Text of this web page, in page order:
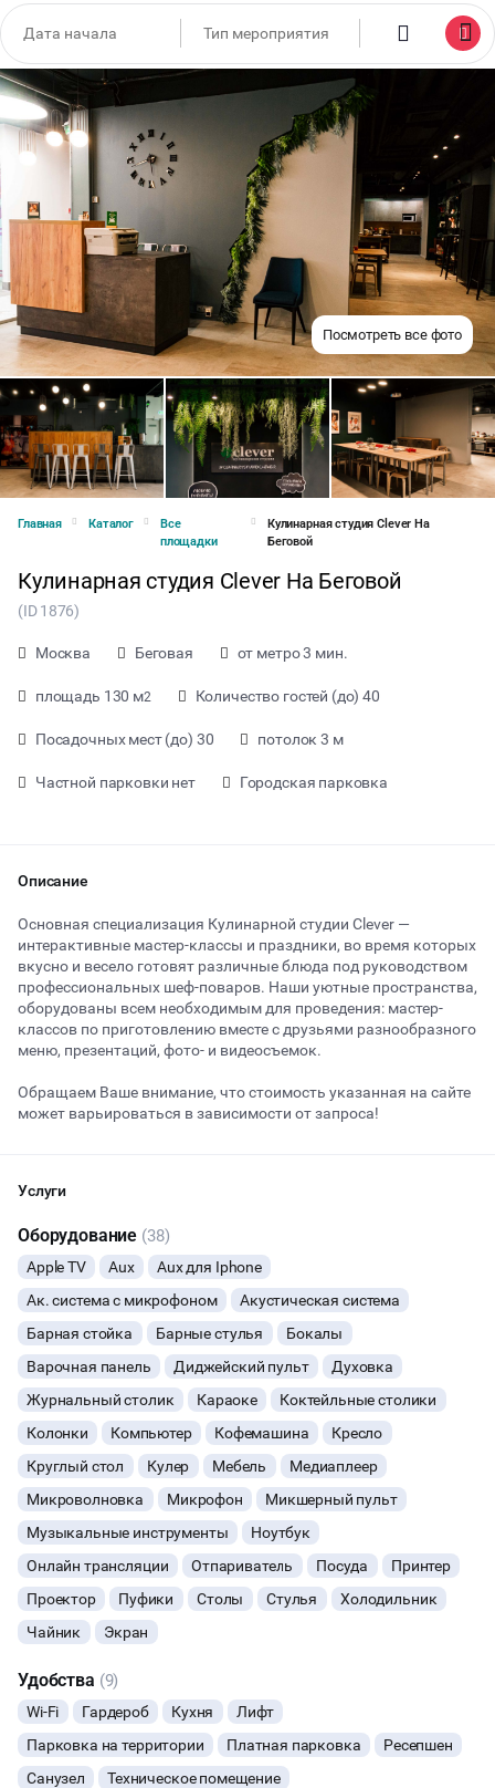
Посмотреть все фото
Главная Каталог
Все
площадки
Кулинарная студия Clever На
Беговой
Кулинарная студия Clever На Беговой
(ID 1876)
Москва Беговая от метро 3 мин.
площадь 130 м2 Количество гостей (до) 40
Посадочных мест (до) 30 потолок 3 м
Частной парковки нет Городская парковка
Описание
Основная специализация Кулинарной студии Clever —
интерактивные мастер-классы и праздники, во время которых
вкусно и весело готовят различные блюда под руководством
профессиональных шеф-поваров. Наши уютные пространства,
оборудованы всем необходимым для проведения: мастер-
классов по приготовлению вместе с друзьями разнообразного
меню, презентаций, фото- и видеосъемок.
Обращаем Ваше внимание, что стоимость указанная на сайте
может варьироваться в зависимости от запроса!
Услуги
Оборудование (38)
Apple TV Aux
Aux для Iphone
Ак. система с микрофоном
Акустическая система
Барная стойка
Барные стулья
Бокалы
Варочная панель
Диджейский пульт
Духовка
Журнальный столик
Караоке
Коктейльные столики
Колонки
Компьютер Кофемашина
Кресло
Круглый стол
Кулер Мебель
Медиаплеер
Микроволновка
Микрофон
Микшерный пульт
Музыкальные инструменты
Ноутбук
Онлайн трансляции
Отпариватель Посуда
Принтер
Проектор
Пуфики Столы Стулья
Холодильник
Чайник
Экран
Удобства (9)
Wi-Fi Гардероб Кухня
Лифт
Парковка на территории
Платная парковка
Ресепшен
Санузел
Техническое помещение
от 5000 ₽ за час
Тип мероприятия
ДЕТСКИЕ ПРАЗДНИКИ
СВАДЬБЫ
КОРПОРАТИВЫ
ДЕЛОВЫЕ МЕРОПРИЯТИЯ
ФОТОСЕССИИ
БАНКЕТЫ
ЮБИЛЕЙ
ВЫПУСКНЫЕ
МАЛЬЧИШНИК
ДИСКОТЕКА
ДАННЫЙ ЛОФТ СЕЙЧАС НЕ АКТИВЕН
ОСТАВИТЬ ЗАЯВКУ
Вы можете отменить заявку в любой момент, это бесплатно
или поменять параметры с нашим менеджером после того, как
оставите заявку
🔥 6 человек интересовались этой площадкой сегодня